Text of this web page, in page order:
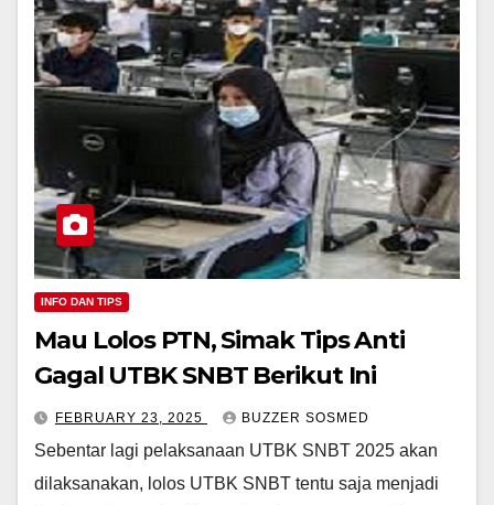
INFO DAN TIPS
Mau Lolos PTN, Simak Tips Anti
Gagal UTBK SNBT Berikut Ini
FEBRUARY 23, 2025 BUZZER SOSMED
Sebentar lagi pelaksanaan UTBK SNBT 2025 akan
dilaksanakan, lolos UTBK SNBT tentu saja menjadi